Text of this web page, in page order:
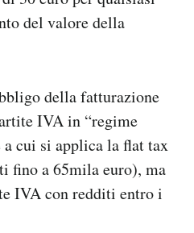
del valore della
della fatturazione
IVA in “regime
cui si applica la flat tax
fino a 65mila euro), ma
IVA con redditi entro i